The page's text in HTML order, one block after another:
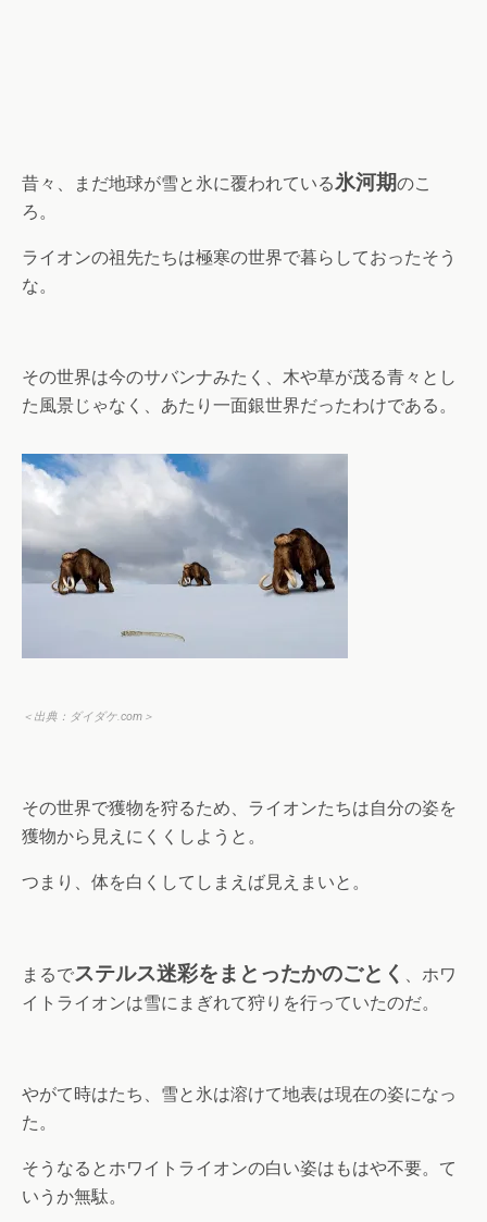
昔々、まだ地球が雪と氷に覆われている氷河期のこ
ろ。
ライオンの祖先たちは極寒の世界で暮らしておったそう
な。
その世界は今のサバンナみたく、木や草が茂る青々とし
た風景じゃなく、あたり一面銀世界だったわけである。
＜出典： ダイダケ.com ＞
その世界で獲物を狩るため、ライオンたちは自分の姿を
獲物から見えにくくしようと。
つまり、体を白くしてしまえば見えまいと。
まるでステルス迷彩をまとったかのごとく 、ホワ
イトライオンは雪にまぎれて狩りを行っていたのだ。
やがて時はたち、雪と氷は溶けて地表は現在の姿になっ
た。
そうなるとホワイトライオンの白い姿はもはや不要。て
いうか無駄。